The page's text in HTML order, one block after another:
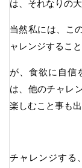
は、それなりの
当然私には、こ
ャレンジするこ
が、食欲に自信
は、他のチャレ
楽しむこと事も出
チャレンジする